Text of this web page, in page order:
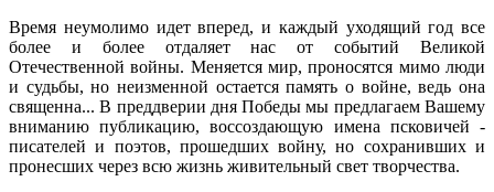
Время неумолимо идет вперед, и каждый уходящий год все
более и более отдаляет нас от событий Великой
Отечественной войны. Меняется мир, проносятся мимо люди
и судьбы, но неизменной остается память о войне, ведь она
священна... В преддверии дня Победы мы предлагаем Вашему
вниманию публикацию, воссоздающую имена псковичей -
писателей и поэтов, прошедших войну, но сохранивших и
пронесших через всю жизнь живительный свет творчества.